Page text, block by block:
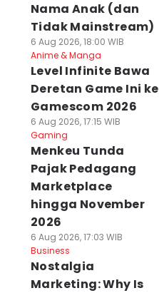
Nama Anak (dan
Tidak Mainstream)
6 Aug 2026, 18:00 WIB
Anime & Manga
Level Infinite Bawa
Deretan Game Ini ke
Gamescom 2026
6 Aug 2026, 17:15 WIB
Gaming
Menkeu Tunda
Pajak Pedagang
Marketplace
hingga November
2026
6 Aug 2026, 17:03 WIB
Business
Nostalgia
Marketing: Why Is